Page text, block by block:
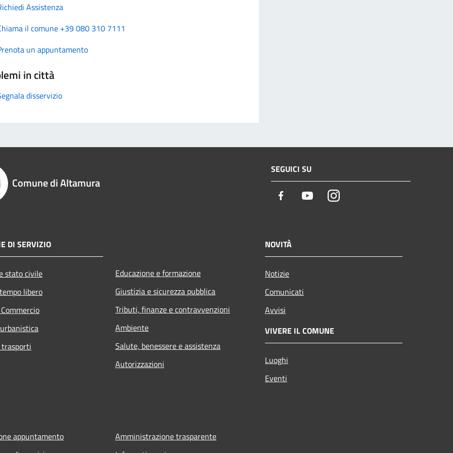
Assistenza
il comune +39 080 310 7111
un appuntamento
in città
disservizio
Comune di Altamura
SEGUICI SU
Facebook YoutubeInstagram
DI SERVIZIO
stato civile
libero
Educazione e formazione
Giustizia e sicurezza pubblica
Tributi, finanze e contravvenzioni
Ambiente
Salute, benessere e assistenza
Autorizzazioni
NOVITÀ
Notizie
Comunicati
Avvisi
VIVERE IL COMUNE
Luoghi
Eventi
appuntamento
Amministrazione trasparente